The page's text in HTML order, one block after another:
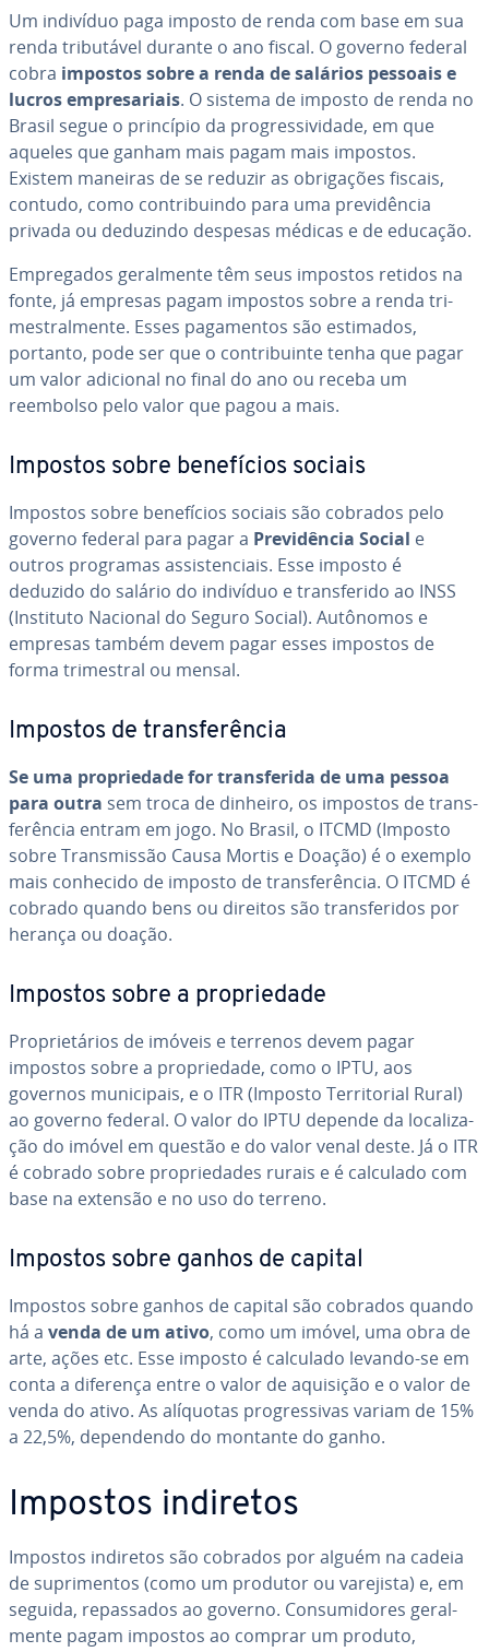
Um indivíduo paga imposto de renda com base em sua
renda tri­bu­tá­vel durante o ano fiscal. O governo federal
cobra impostos sobre a renda de salários pessoais e
lucros em­pre­sa­ri­ais. O sistema de imposto de renda no
Brasil segue o princípio da pro­gres­si­vi­dade, em que
aqueles que ganham mais pagam mais impostos.
Existem maneiras de se reduzir as obri­ga­ções fiscais,
contudo, como con­tri­buindo para uma pre­vi­dên­cia
privada ou deduzindo despesas médicas e de educação.
Em­pre­ga­dos ge­ral­mente têm seus impostos retidos na
fonte, já empresas pagam impostos sobre a renda tri­
mes­tral­mente. Esses pa­ga­men­tos são estimados,
portanto, pode ser que o con­tri­buinte tenha que pagar
um valor adicional no final do ano ou receba um
reembolso pelo valor que pagou a mais.
Impostos sobre be­ne­fí­cios sociais
Impostos sobre be­ne­fí­cios sociais são cobrados pelo
governo federal para pagar a Pre­vi­dên­cia Social e
outros programas as­sis­ten­ci­ais. Esse imposto é
deduzido do salário do indivíduo e trans­fe­rido ao INSS
(Instituto Nacional do Seguro Social). Autônomos e
empresas também devem pagar esses impostos de
forma tri­mes­tral ou mensal.
Impostos de trans­fe­rên­cia
Se uma pro­pri­e­dade for trans­fe­rida de uma pessoa
para outra sem troca de dinheiro, os impostos de trans­
fe­rên­cia entram em jogo. No Brasil, o ITCMD (Imposto
sobre Trans­mis­são Causa Mortis e Doação) é o exemplo
mais conhecido de imposto de trans­fe­rên­cia. O ITCMD é
cobrado quando bens ou direitos são trans­fe­ri­dos por
herança ou doação.
Impostos sobre a pro­pri­e­dade
Pro­pri­e­tá­rios de imóveis e terrenos devem pagar
impostos sobre a pro­pri­e­dade, como o IPTU, aos
governos mu­ni­ci­pais, e o ITR (Imposto Ter­ri­to­rial Rural)
ao governo federal. O valor do IPTU depende da lo­ca­li­za­
ção do imóvel em questão e do valor venal deste. Já o ITR
é cobrado sobre pro­pri­e­da­des rurais e é calculado com
base na extensão e no uso do terreno.
Impostos sobre ganhos de capital
Impostos sobre ganhos de capital são cobrados quando
há a venda de um ativo, como um imóvel, uma obra de
arte, ações etc. Esse imposto é calculado levando-se em
conta a diferença entre o valor de aquisição e o valor de
venda do ativo. As alíquotas pro­gres­si­vas variam de 15%
a 22,5%, de­pen­dendo do montante do ganho.
Impostos indiretos
Impostos indiretos são cobrados por alguém na cadeia
de su­pri­men­tos (como um produtor ou varejista) e, em
seguida, re­pas­sa­dos ao governo. Con­su­mi­do­res ge­ral­
mente pagam impostos ao comprar um produto,